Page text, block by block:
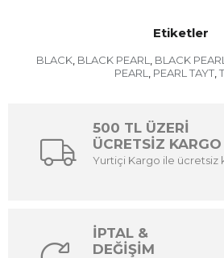
Etiketler
BLACK, BLACK PEARL , BLACK
PEARL , PEARL TAYT,
500 TL ÜZERİ
ÜCRETSİZ KARGO
Yurtiçi Kargo ile ücretsiz
İPTAL &
DEĞİŞİM